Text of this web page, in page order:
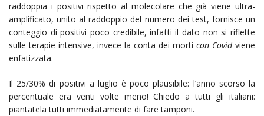
raddoppia i positivi rispetto al molecolare che già viene ultra-
amplificato, unito al raddoppio del numero dei test, fornisce un
conteggio di positivi poco credibile, infatti il dato non si riflette
sulle terapie intensive, invece la conta dei morti con Covid viene
enfatizzata.
Il 25/30% di positivi a luglio è poco plausibile: l’anno scorso la
percentuale era venti volte meno! Chiedo a tutti gli italiani:
piantatela tutti immediatamente di fare tamponi.